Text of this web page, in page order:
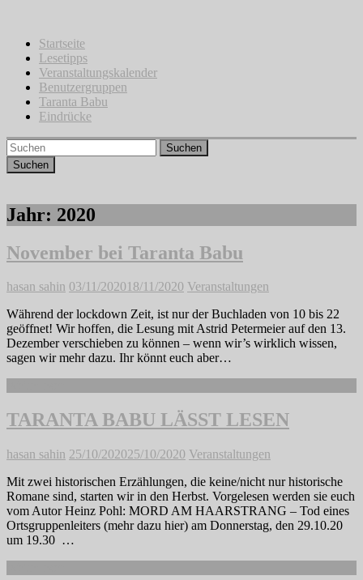
springenStartseite
Lesetipps
Veranstaltungskalender
Benutzergruppen
Taranta Babu
Eindrücke
Suchen
Jahr: 2020
November bei Taranta Babu
hasan sahin 03/11/202018/11/2020 Veranstaltungen
Während der lockdown Zeit, ist nur der Buchladen von 10 bis 22
geöffnet! Wir hoffen, die Lesung mit Astrid Petermeier auf den 13.
Dezember verschieben zu können – wenn wir’s wirklich wissen,
sagen wir mehr dazu. Ihr könnt euch aber…
TARANTA BABU LÄSST LESEN
hasan sahin 25/10/202025/10/2020 Veranstaltungen
Mit zwei historischen Erzählungen, die keine/nicht nur historische
Romane sind, starten wir in den Herbst. Vorgelesen werden sie euch
vom Autor Heinz Pohl: MORD AM HAARSTRANG – Tod eines
Ortsgruppenleiters (mehr dazu hier) am Donnerstag, den 29.10.20
um 19.30 …